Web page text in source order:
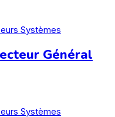
Général